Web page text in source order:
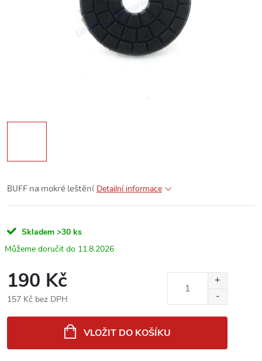
BUFF na mokré leštění Detailní informace
Skladem >30 ks
11.8.2026
190 Kč
157 Kč bez DPH
VLOŽIT DO KOŠÍKU